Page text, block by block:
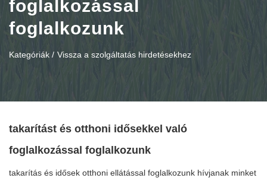
foglalkozással
foglalkozunk
Kategóriák / Vissza a szolgáltatás hirdetésekhez
takarítást és otthoni idősekkel való
foglalkozással foglalkozunk
takarítás és idősek otthoni ellátással foglalkozunk hívjanak minket